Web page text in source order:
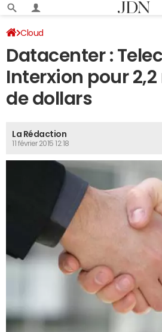
Cloud
Datacenter :
Interxion pour
de dollars
La Rédaction
11 février 2015 12:18